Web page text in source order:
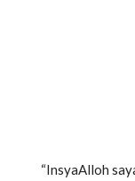
“InsyaAlloh